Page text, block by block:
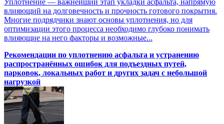
Уплотнение — важнейший этап укладки асфальта, напрямую
влияющий на долговечность и прочность готового покрытия.
Многие подрядчики знают основы уплотнения, но для
оптимизации этого процесса необходимо глубоко понимать
влияющие на него факторы и возможные...
Рекомендации по уплотнению асфальта и устранению
распространённых ошибок для подъездных путей,
парковок, локальных работ и других задач с небольшой
нагрузкой